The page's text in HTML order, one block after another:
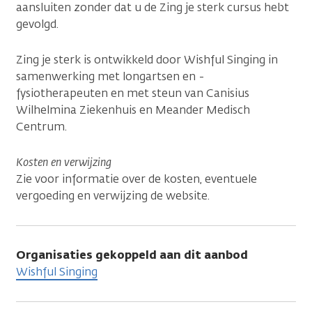
aansluiten zonder dat u de Zing je sterk cursus hebt
gevolgd.
Zing je sterk is ontwikkeld door Wishful Singing in
samenwerking met longartsen en -
fysiotherapeuten en met steun van Canisius
Wilhelmina Ziekenhuis en Meander Medisch
Centrum.
Kosten en verwijzing
Zie voor informatie over de kosten, eventuele
vergoeding en verwijzing de website.
Organisaties gekoppeld aan dit aanbod
Wishful Singing